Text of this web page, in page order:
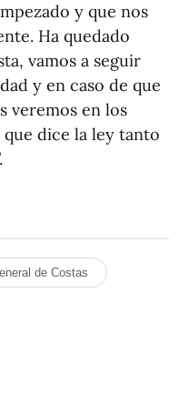
y que nos
Ha quedado
vamos a seguir
y en caso de que
veremos en los
dice la ley tanto
de Costas